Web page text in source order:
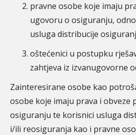
pravne osobe koje imaju
ugovoru o osiguranju,
usluga distribucije
oštećenici u postupku
zahtjeva iz izvanugovorne
Zainteresirane osobe kao
osobe koje imaju prava i obveze
osiguranju te korisnici usluga
i/ili reosiguranja kao i pravne